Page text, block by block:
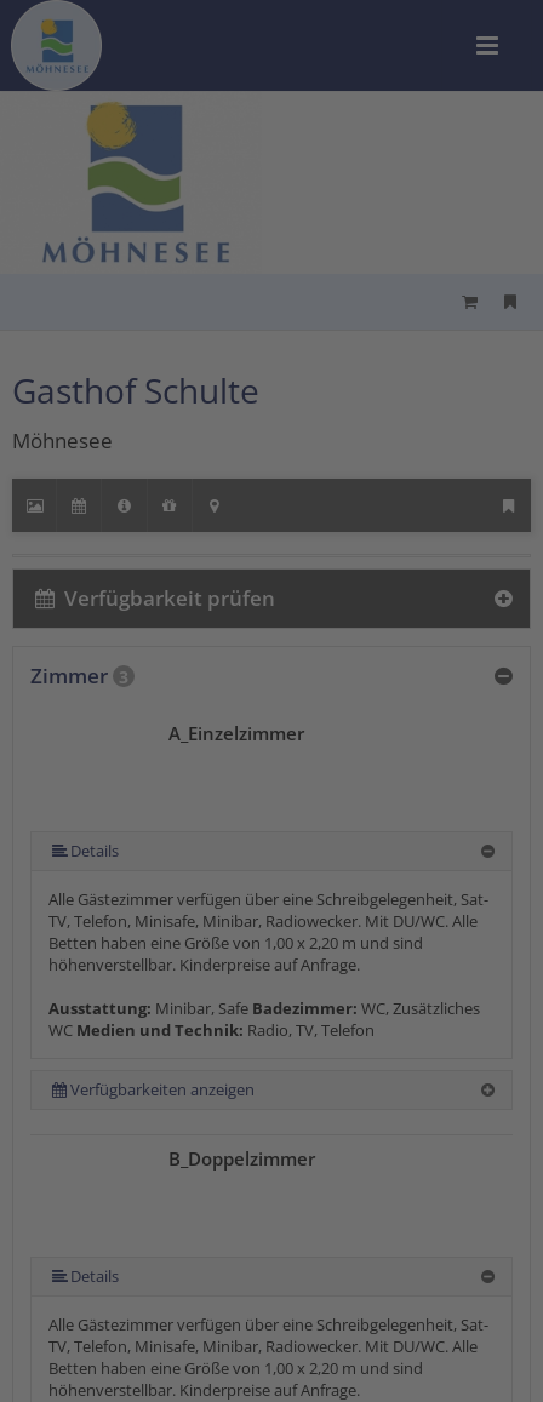
Gasthof Schulte
Möhnesee
Verfügbarkeit prüfen
Zimmer 3
A_Einzelzimmer
Details
Alle Gästezimmer verfügen über eine Schreibgelegenheit, Sat-
TV, Telefon, Minisafe, Minibar, Radiowecker. Mit DU/WC. Alle
Betten haben eine Größe von 1,00 x 2,20 m und sind
höhenverstellbar. Kinderpreise auf Anfrage.
Ausstattung: Minibar, Safe Badezimmer: WC, Zusätzliches
WC Medien und Technik: Radio, TV, Telefon
Verfügbarkeiten anzeigen
B_Doppelzimmer
Details
Alle Gästezimmer verfügen über eine Schreibgelegenheit, Sat-
TV, Telefon, Minisafe, Minibar, Radiowecker. Mit DU/WC. Alle
Betten haben eine Größe von 1,00 x 2,20 m und sind
höhenverstellbar. Kinderpreise auf Anfrage.